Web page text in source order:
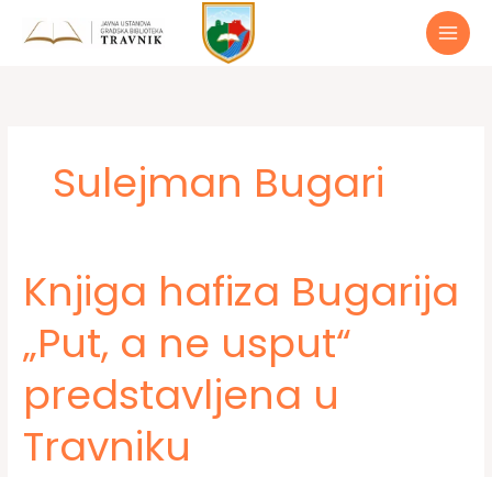
Sulejman Bugari
Knjiga hafiza Bugarija
„Put, a ne usput“
predstavljena u
Travniku